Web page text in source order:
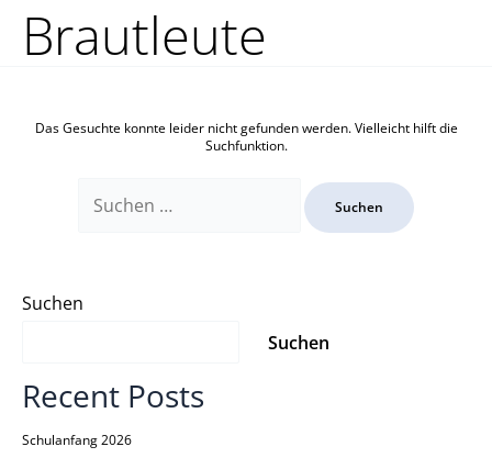
Inhalt
springenBrautleute
Das Gesuchte konnte leider nicht gefunden werden. Vielleicht hilft die
Suchfunktion.
nach:
Suchen
Suchen
Recent Posts
Schulanfang 2026